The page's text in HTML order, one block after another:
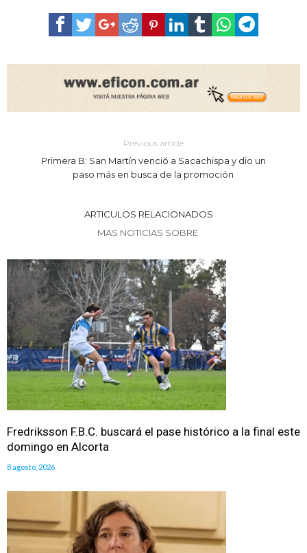
Previous article
Primera B: San Martín venció a Sacachispa y dio un
paso más en busca de la promoción
ARTICULOS RELACIONADOS
MAS NOTICIAS SOBRE
Fredriksson F.B.C. buscará el pase histórico a la final este
domingo en Alcorta
8 agosto, 2026